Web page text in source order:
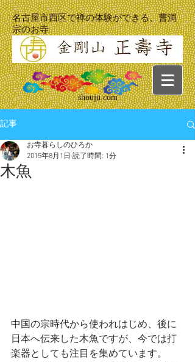
名古屋市西区で禅の体験ができる、曹洞
宗のお寺
shouju.com
記事
木魚
お寺暮らしのひろか
2015年8月1日 読了時間: 1分
中国の宗時代から使われはじめ、後に
日本へ伝来した木魚ですが、今では打
楽器としても注目を集めています。